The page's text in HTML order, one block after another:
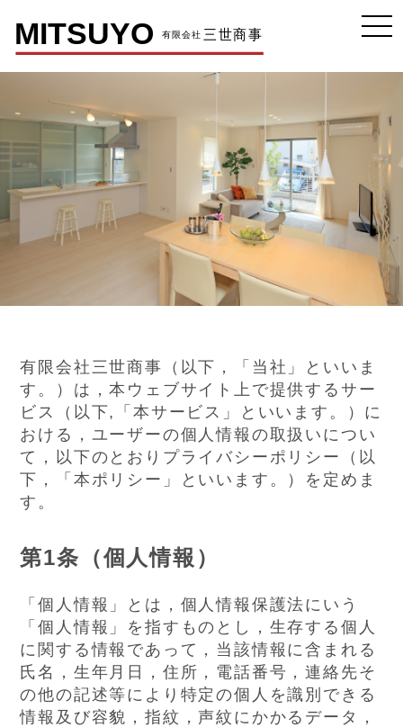
有限会社三世商事（以下，「当社」といいま
す。）は，本ウェブサイト上で提供するサー
ビス（以下,「本サービス」といいます。）に
おける，ユーザーの個人情報の取扱いについ
て，以下のとおりプライバシーポリシー（以
下，「本ポリシー」といいます。）を定めま
す。
第1条（個人情報）
「個人情報」とは，個人情報保護法にいう
「個人情報」を指すものとし，生存する個人
に関する情報であって，当該情報に含まれる
氏名，生年月日，住所，電話番号，連絡先そ
の他の記述等により特定の個人を識別できる
情報及び容貌，指紋，声紋にかかるデータ，